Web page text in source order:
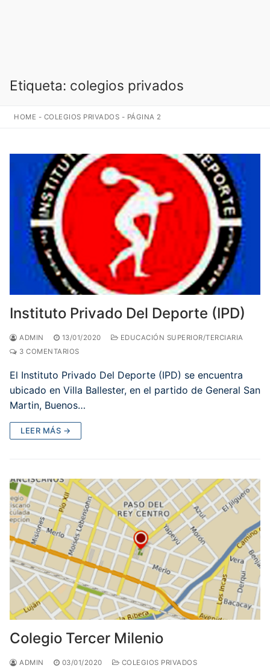
Etiqueta: colegios privados
HOME - COLEGIOS PRIVADOS - PÁGINA 2
Instituto Privado Del Deporte (IPD)
ADMIN 13/01/2020
EDUCACIÓN SUPERIOR/TERCIARIA
3 COMENTARIOS
El Instituto Privado Del Deporte (IPD) se encuentra
ubicado en Villa Ballester, en el partido de General San
Martin, Buenos…
LEER MÁS →
Colegio Tercer Milenio
ADMIN 03/01/2020
COLEGIOS PRIVADOS